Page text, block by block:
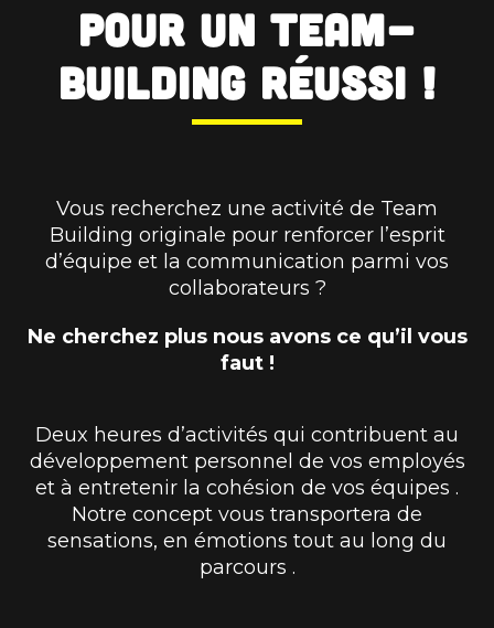
Pour un team-
building réussi !
Vous recherchez une activité de Team
Building originale pour renforcer l’esprit
d’équipe et la communication parmi vos
collaborateurs ?
Ne cherchez plus nous avons ce qu’il vous
faut !
Deux heures d’activités qui contribuent au
développement personnel de vos employés
et à entretenir la cohésion de vos équipes .
Notre concept vous transportera de
sensations, en émotions tout au long du
parcours .